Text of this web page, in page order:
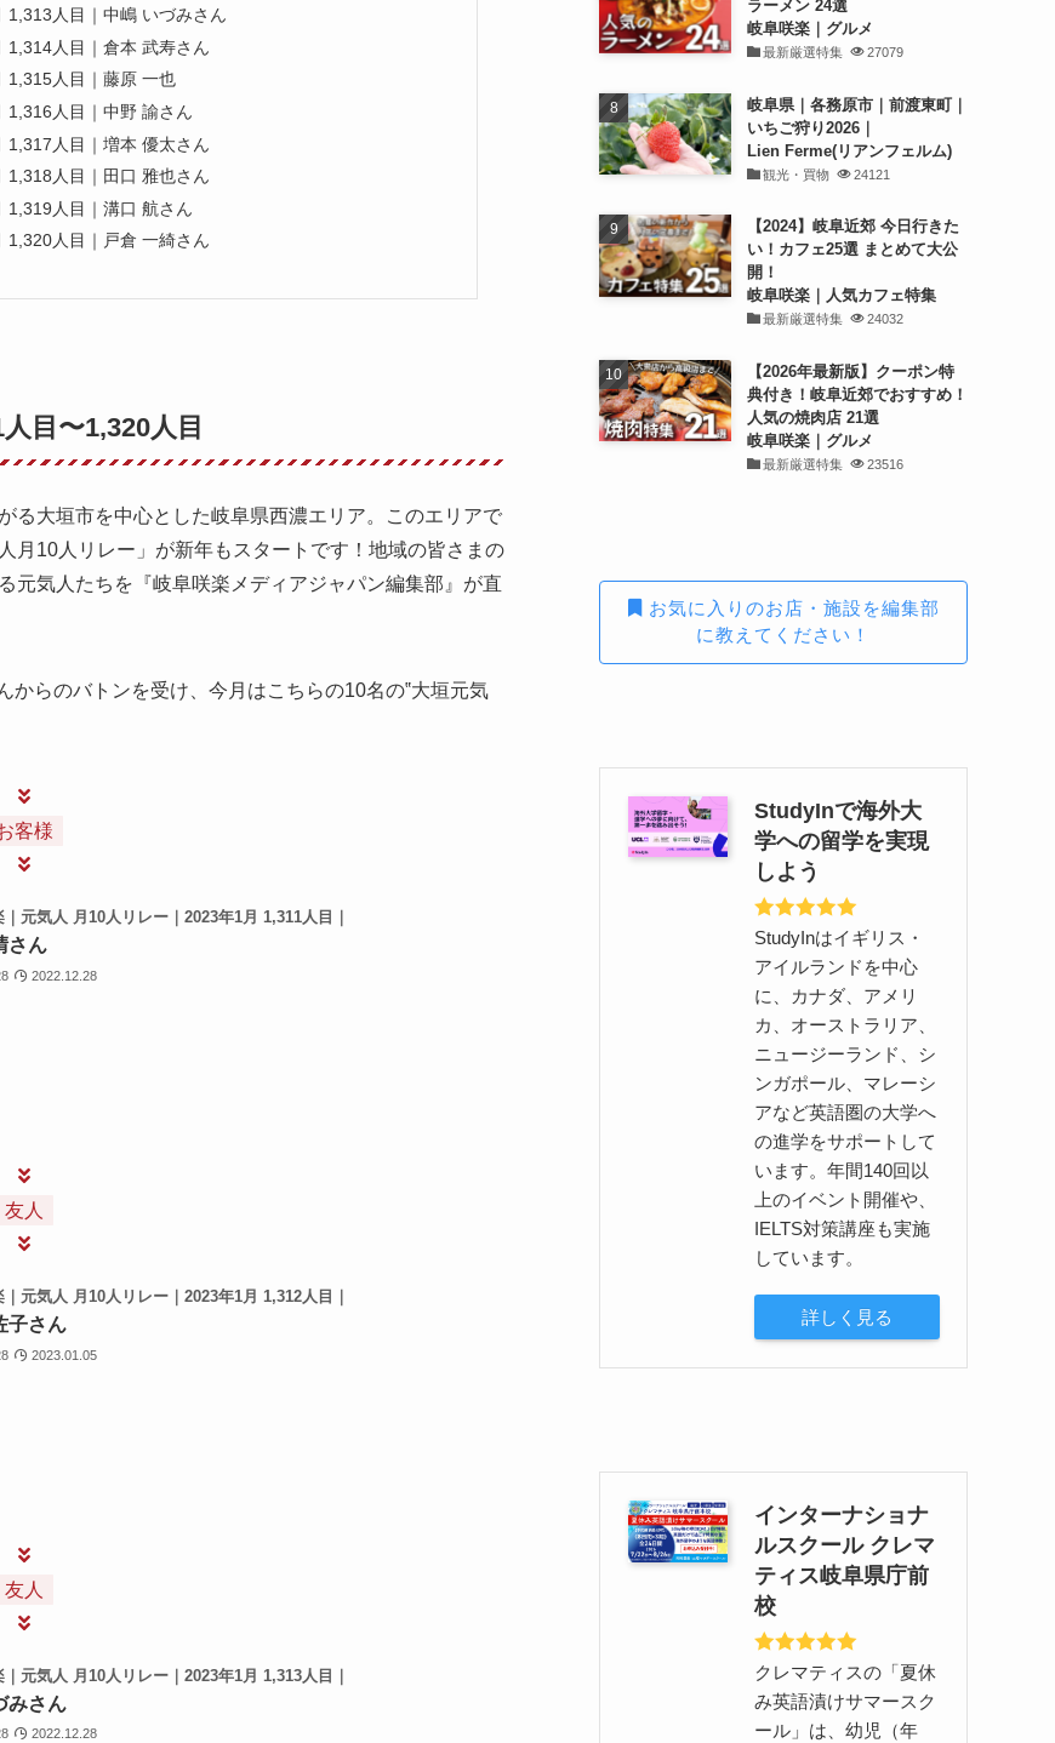
1,313人目｜中嶋 いづみさん
1,314人目｜倉本 武寿さん
1,315人目｜藤原 一也
1,316人目｜中野 諭さん
1,317人目｜増本 優太さん
1,318人目｜田口 雅也さん
1,319人目｜溝口 航さん
1,320人目｜戸倉 一綺さん
目〜1,320人目
る大垣市を中心とした岐阜県西濃エリア。このエリアで
月10人リレー」が新年もスタートです！地域の皆さまの
元気人たちを『岐阜咲楽メディアジャパン編集部』が直
らのバトンを受け、今月はこちらの10名の‟大垣元気
客様
元気人 月10人リレー｜2023年1月 1,311人目｜
さん
2022.12.28
友人
元気人 月10人リレー｜2023年1月 1,312人目｜
子さん
2023.01.05
友人
｜元気人 月10人リレー｜2023年1月 1,313人目｜
みさん
2022.12.28
ラーメン 24選
岐阜咲楽｜グルメ
最新厳選特集 27079
岐阜県｜各務原市｜前渡東町｜
いちご狩り2026｜
Lien Ferme(リアンフェルム)
観光・買物 24121
【2024】岐阜近郊 今日行きた
い！カフェ25選 まとめて大公
開！
岐阜咲楽｜人気カフェ特集
最新厳選特集 24032
【2026年最新版】クーポン特
典付き！岐阜近郊でおすすめ！
人気の焼肉店 21選
岐阜咲楽｜グルメ
最新厳選特集 23516
お気に入りのお店・施設を編集部
に教えてください！
StudyInで海外大
学への留学を実現
しよう
StudyInはイギリス・
アイルランドを中心
に、カナダ、アメリ
カ、オーストラリア、
ニュージーランド、シ
ンガポール、マレーシ
アなど英語圏の大学へ
の進学をサポートして
います。年間140回以
上のイベント開催や、
IELTS対策講座も実施
しています。
詳しく見る
インターナショナ
ルスクール クレマ
ティス岐阜県庁前
校
クレマティスの「夏休
み英語漬けサマースク
ール」は、幼児（年